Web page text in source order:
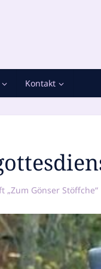
Kontakt
„Zum Gönser Stöffche“